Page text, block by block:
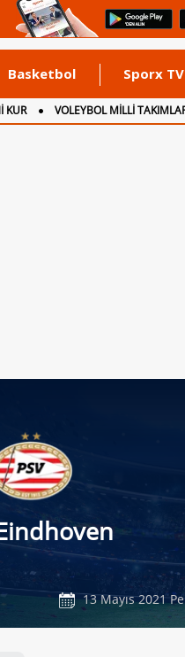
Basketbol Sporx TV
KUR VOLEYBOL MİLLİ
13 Mayıs 2021